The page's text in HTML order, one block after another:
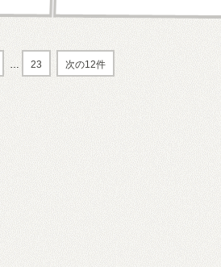
… 23 次の12件